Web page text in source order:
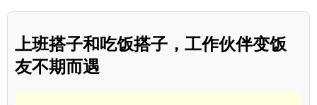
上班搭子和吃饭搭子，工作伙伴变饭
友不期而遇